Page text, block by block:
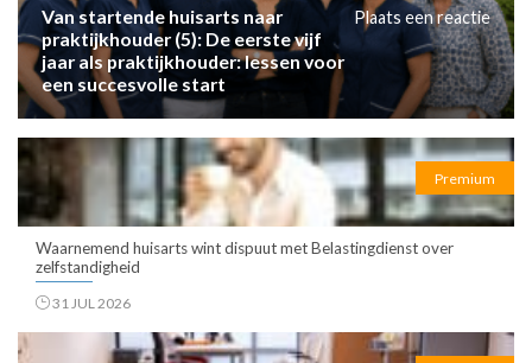
Van startende huisarts naar
praktijkhouder (5): De eerste vijf
jaar als praktijkhouder: lessen voor
een succesvolle start
Plaats een reactie
Premium
Waarnemend huisarts wint dispuut met Belastingdienst over
zelfstandigheid
31 JUL 2026